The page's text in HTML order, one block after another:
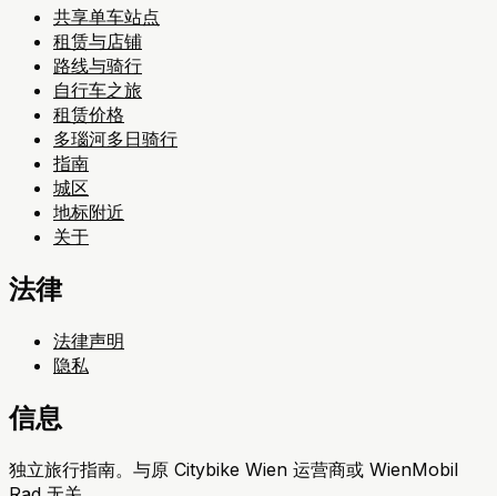
共享单车站点
租赁与店铺
路线与骑行
自行车之旅
租赁价格
多瑙河多日骑行
指南
城区
地标附近
关于
法律
法律声明
隐私
信息
独立旅行指南。与原 Citybike Wien 运营商或 WienMobil